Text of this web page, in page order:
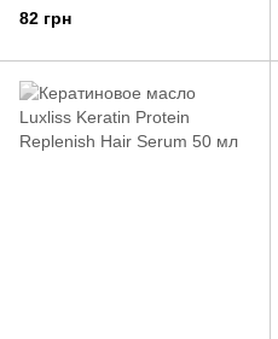
82 грн